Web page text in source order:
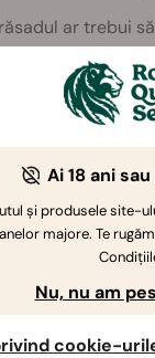
ar trebui
planta nu
mai viguros.
întrebări
Ai 18 ani
și produsele site-
majore. Te
Nu, nu am
cookie-